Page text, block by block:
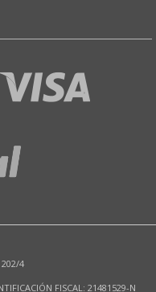
4
FISCAL: 21481529-N